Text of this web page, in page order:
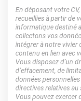
En déposant votre
recueillies à partir de
informatique destiné
collectons vos
intégrer à notre vivier
contenu en lien avec
Vous disposez d’un
d’effacement, de
données
directives relatives au
Vous pouvez exercer